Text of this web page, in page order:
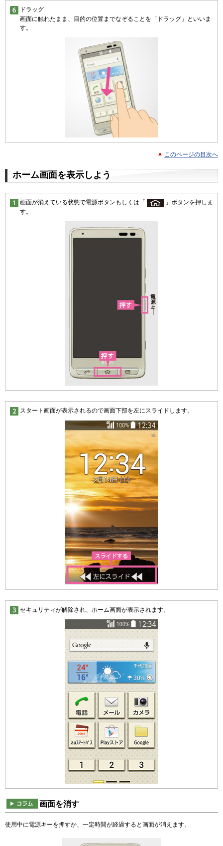
ドラッグ
画面に触れたまま、目的の位置までなぞることを「ドラッグ」といいま
す。
このページの目次へ
ホーム画面を表示しよう
画面が消えている状態で電源ボタンもしくは「
」ボタンを押しま
す。
スタート画面が表示されるので画面下部を左にスライドします。
セキュリティが解除され、ホーム画面が表示されます。
画面を消す
使用中に電源キーを押すか、一定時間が経過すると画面が消えます。